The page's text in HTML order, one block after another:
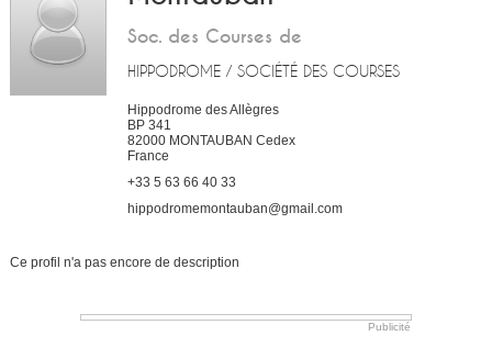
Soc. des Courses de
HIPPODROME / SOCIÉTÉ DES COURSES
Hippodrome des Allègres
BP 341
82000 MONTAUBAN Cedex
France
+33 5 63 66 40 33
hippodromemontauban@gmail.com
Ce profil n'a pas encore de description
Publicité